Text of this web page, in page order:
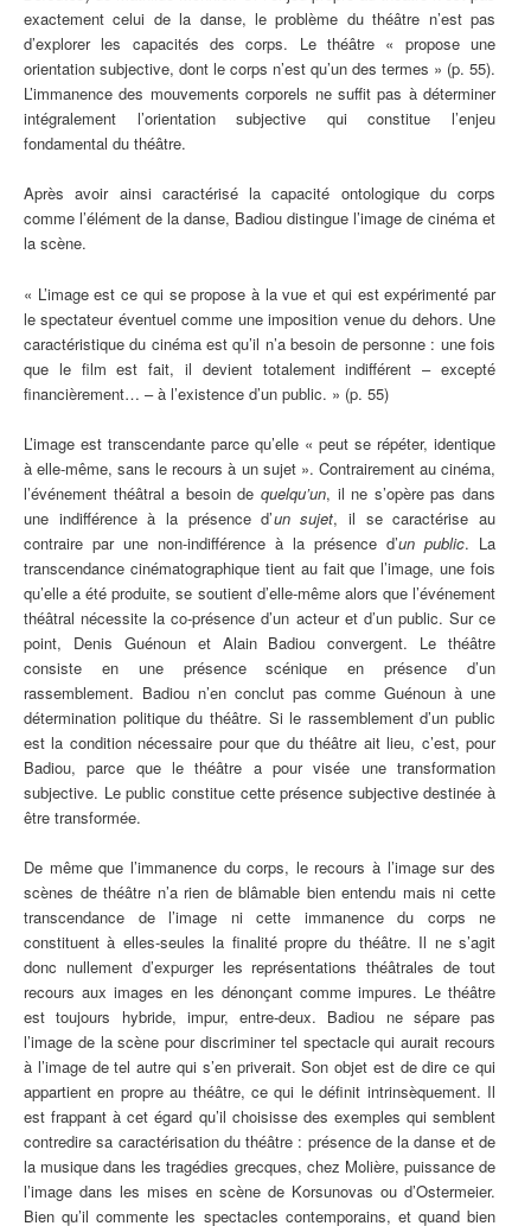
exactement celui de la danse, le problème du théâtre n’est pas
d’explorer les capacités des corps. Le théâtre « propose une
orientation subjective, dont le corps n’est qu’un des termes » (p. 55).
L’immanence des mouvements corporels ne suffit pas à déterminer
intégralement l’orientation subjective qui constitue l’enjeu
fondamental du théâtre.
Après avoir ainsi caractérisé la capacité ontologique du corps
comme l’élément de la danse, Badiou distingue l’image de cinéma et
la scène.
« L’image est ce qui se propose à la vue et qui est expérimenté par
le spectateur éventuel comme une imposition venue du dehors. Une
caractéristique du cinéma est qu’il n’a besoin de personne : une fois
que le film est fait, il devient totalement indifférent – excepté
financièrement… – à l’existence d’un public. » (p. 55)
L’image est transcendante parce qu’elle « peut se répéter, identique
à elle-même, sans le recours à un sujet ». Contrairement au cinéma,
l’événement théâtral a besoin de quelqu’un, il ne s’opère pas dans
une indifférence à la présence d’un sujet, il se caractérise au
contraire par une non-indifférence à la présence d’un public. La
transcendance cinématographique tient au fait que l’image, une fois
qu’elle a été produite, se soutient d’elle-même alors que l’événement
théâtral nécessite la co-présence d’un acteur et d’un public. Sur ce
point, Denis Guénoun et Alain Badiou convergent. Le théâtre
consiste en une présence scénique en présence d’un
rassemblement. Badiou n’en conclut pas comme Guénoun à une
détermination politique du théâtre. Si le rassemblement d’un public
est la condition nécessaire pour que du théâtre ait lieu, c’est, pour
Badiou, parce que le théâtre a pour visée une transformation
subjective. Le public constitue cette présence subjective destinée à
être transformée.
De même que l’immanence du corps, le recours à l’image sur des
scènes de théâtre n’a rien de blâmable bien entendu mais ni cette
transcendance de l’image ni cette immanence du corps ne
constituent à elles-seules la finalité propre du théâtre. Il ne s’agit
donc nullement d’expurger les représentations théâtrales de tout
recours aux images en les dénonçant comme impures. Le théâtre
est toujours hybride, impur, entre-deux. Badiou ne sépare pas
l’image de la scène pour discriminer tel spectacle qui aurait recours
à l’image de tel autre qui s’en priverait. Son objet est de dire ce qui
appartient en propre au théâtre, ce qui le définit intrinsèquement. Il
est frappant à cet égard qu’il choisisse des exemples qui semblent
contredire sa caractérisation du théâtre : présence de la danse et de
la musique dans les tragédies grecques, chez Molière, puissance de
l’image dans les mises en scène de Korsunovas ou d’Ostermeier.
Bien qu’il commente les spectacles contemporains, et quand bien